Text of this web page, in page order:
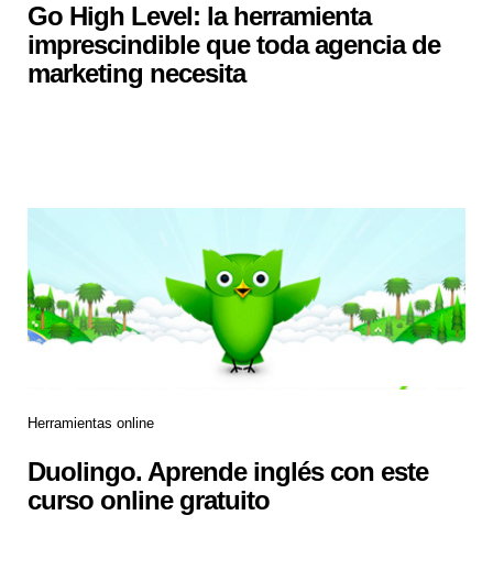
Go High Level: la herramienta
imprescindible que toda agencia de
marketing necesita
Herramientas online
Duolingo. Aprende inglés con este
curso online gratuito